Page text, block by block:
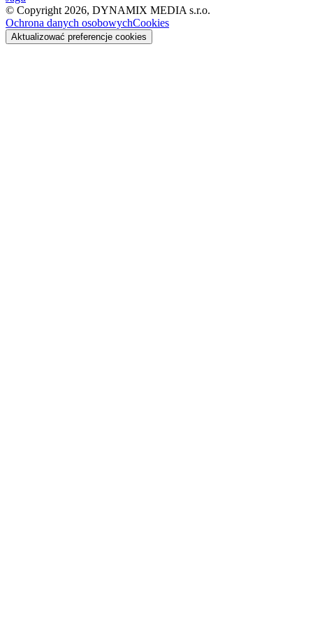
© Copyright 2026, DYNAMIX MEDIA s.r.o.
Ochrona danych osobowychCookies
Aktualizować preferencje cookies